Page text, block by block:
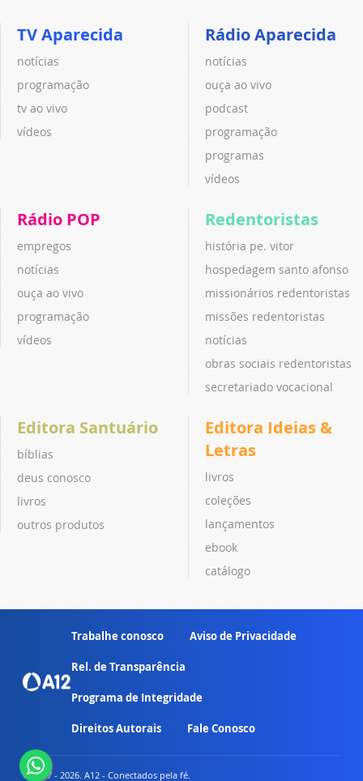
TV Aparecida
notícias
programação
tv ao vivo
vídeos
Rádio Aparecida
notícias
ouça ao vivo
podcast
programação
programas
vídeos
Rádio POP
empregos
notícias
ouça ao vivo
programação
vídeos
Redentoristas
história pe. vitor
hospedagem santo afonso
missionários redentoristas
missões redentoristas
notícias
obras sociais redentoristas
secretariado vocacional
Editora Santuário
bíblias
deus conosco
livros
outros produtos
Editora Ideias &
Letras
livros
coleções
lançamentos
ebook
catálogo
Trabalhe conosco Aviso de Privacidade
Rel. de Transparência
Programa de Integridade
Direitos Autorais Fale Conosco
© 2007 - 2026. A12 - Conectados pela fé.